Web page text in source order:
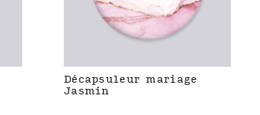
Décapsuleur mariage
Jasmin